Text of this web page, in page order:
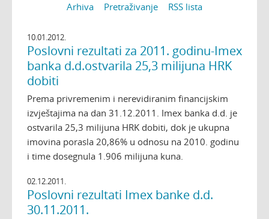
Arhiva Pretraživanje RSS lista
10.01.2012.
Poslovni rezultati za 2011. godinu-Imex
banka d.d.ostvarila 25,3 milijuna HRK
dobiti
Prema privremenim i nerevidiranim financijskim
izvještajima na dan 31.12.2011. Imex banka d.d. je
ostvarila 25,3 milijuna HRK dobiti, dok je ukupna
imovina porasla 20,86% u odnosu na 2010. godinu
i time dosegnula 1.906 milijuna kuna.
02.12.2011.
Poslovni rezultati Imex banke d.d.
30.11.2011.